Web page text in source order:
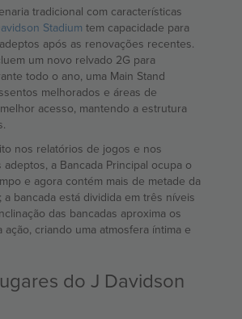
tradicional com características
Stadium tem capacidade para
após as renovações recentes.
um novo relvado 2G para
todo o ano, uma Main Stand
melhorados e áreas de
acesso, mantendo a estrutura
nos relatórios de jogos e nos
a Bancada Principal ocupa o
e agora contém mais de metade da
a bancada está dividida em três níveis
das bancadas aproxima os
criando uma atmosfera íntima e
do J Davidson